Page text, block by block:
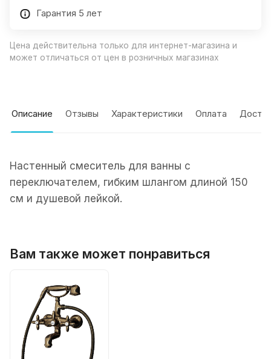
Гарантия 5 лет
Цена действительна только для интернет-магазина и
может отличаться от цен в розничных магазинах
Описание Отзывы Характеристики Оплата
Настенный смеситель для ванны с
переключателем, гибким шлангом длиной 150
см и душевой лейкой.
Вам также может понравиться